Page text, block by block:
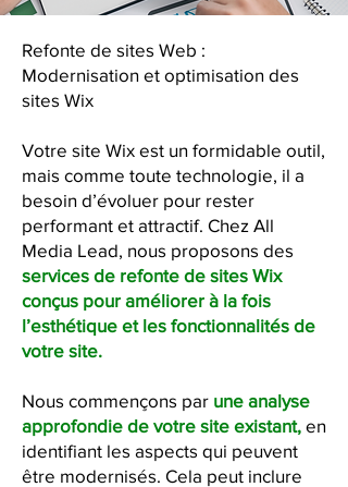
Refonte de sites Web :
Modernisation et optimisation des
sites Wix
Votre site Wix est un formidable outil,
mais comme toute technologie, il a
besoin d’évoluer pour rester
performant et attractif. Chez All
Media Lead, nous proposons des
services de refonte de sites Wix
conçus pour améliorer à la fois
l’esthétique et les fonctionnalités de
votre site.
Nous commençons par une analyse
approfondie de votre site existant, en
identifiant les aspects qui peuvent
être modernisés. Cela peut inclure